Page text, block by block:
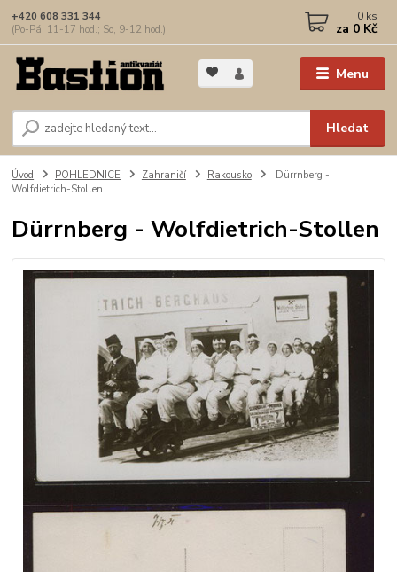
Menu
Hledat
+420 608 331 344
(Po-Pá, 11-17 hod.; So, 9-12 hod.)
0 ks
za 0 Kč
Úvod POHLEDNICE Zahraničí Rakousko
Dürrnberg -
Wolfdietrich-Stollen
Dürrnberg - Wolfdietrich-Stollen